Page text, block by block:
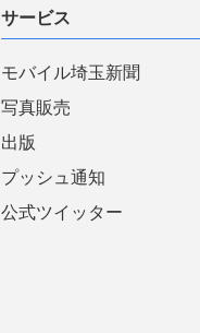
サービス
モバイル埼玉新聞
写真販売
出版
プッシュ通知
公式ツイッター